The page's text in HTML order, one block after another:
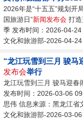
2026年是“十五五”规划开
国旅游日”新闻发布会 打
季 发布时间：2026-04-24
息来源：中国文化报
日。...
文化和旅游部-2026-04-24
“龙江玩雪到三月 骏马
发布会举行
龙江玩雪到三月 骏马迎春
发布时间：2026-03-06
思伟 信息来源：黑龙江省
灯耀龙江。...
文化和旅游部-2026-03-06